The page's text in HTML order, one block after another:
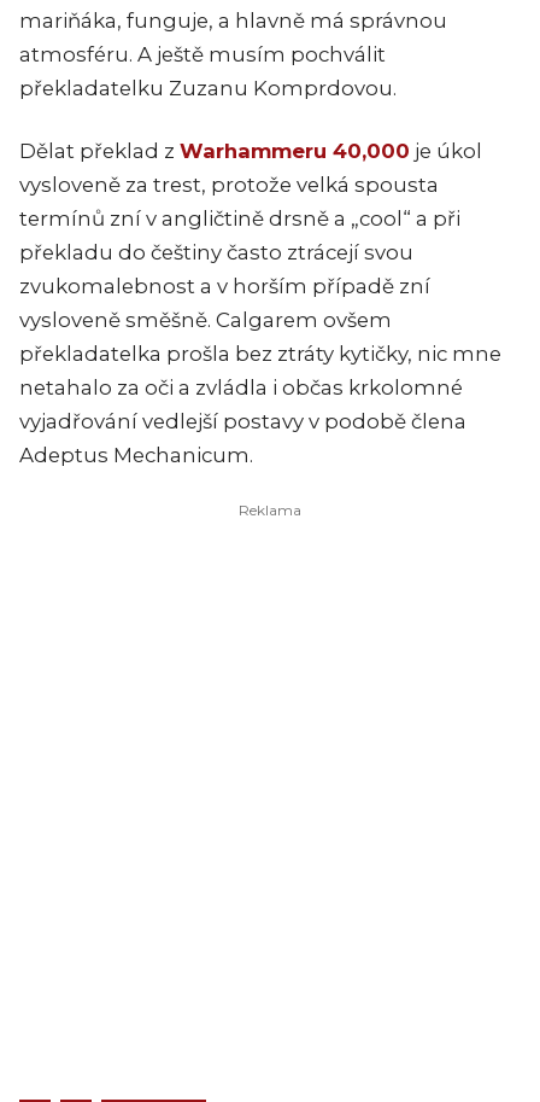
mariňáka, funguje, a hlavně má správnou
atmosféru. A ještě musím pochválit
překladatelku Zuzanu Komprdovou.
Dělat překlad z Warhammeru 40,000 je úkol
vysloveně za trest, protože velká spousta
termínů zní v angličtině drsně a „cool“ a při
překladu do češtiny často ztrácejí svou
zvukomalebnost a v horším případě zní
vysloveně směšně. Calgarem ovšem
překladatelka prošla bez ztráty kytičky, nic mne
netahalo za oči a zvládla i občas krkolomné
vyjadřování vedlejší postavy v podobě člena
Adeptus Mechanicum.